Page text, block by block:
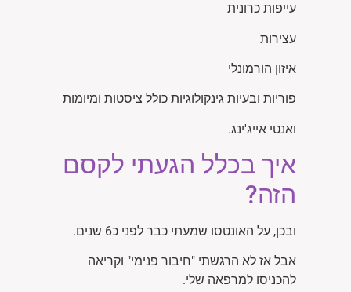
עייפות כרונית
עצירות
איזון הורמונלי
פוריות ובעיות גינקולוגיות כולל ציסטות ומיומות
ואנטי אייג'ינג.
איך בכלל הגעתי לקסם
הזה?
ובכן, על האונטסו שמעתי כבר לפני כ6 שנים.
אבל אז לא הרגשתי "חיבור פנימי" וקריאה
להכניסו למרפאה שלי.